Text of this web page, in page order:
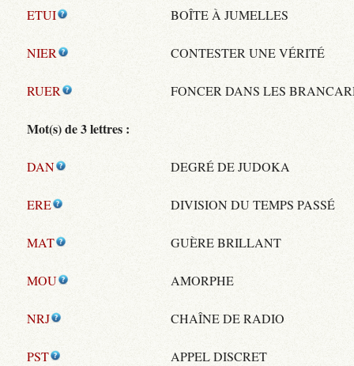
ETUI BOÎTE À JUMELLES
NIER CONTESTER UNE VÉRITÉ
RUER FONCER DANS LES
Mot(s) de 3 lettres :
DAN DEGRÉ DE JUDOKA
ERE DIVISION DU TEMPS PASSÉ
MAT GUÈRE BRILLANT
MOU AMORPHE
NRJ CHAÎNE DE RADIO
PST APPEL DISCRET